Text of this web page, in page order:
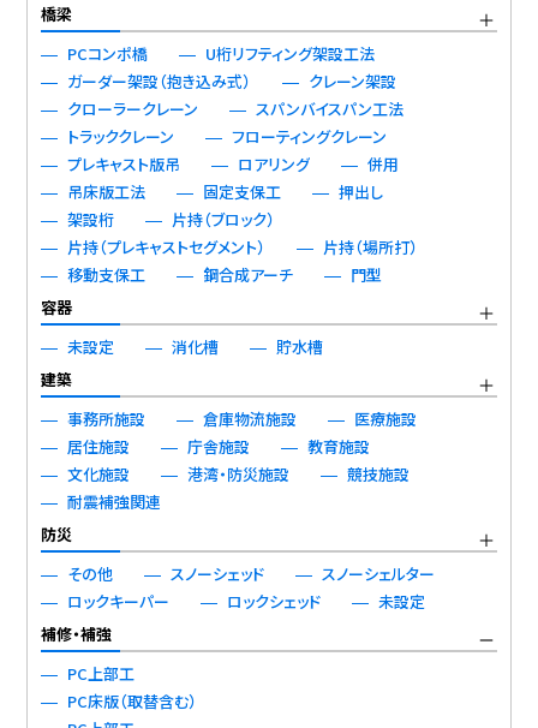
橋梁
PCコンポ橋
U桁リフティング架設工法
ガーダー架設（抱き込み式）
クレーン架設
クローラークレーン
スパンバイスパン工法
トラッククレーン
フローティングクレーン
プレキャスト版吊
ロアリング
併用
吊床版工法
固定支保工
押出し
架設桁
片持（ブロック）
片持（プレキャストセグメント）
片持（場所打）
移動支保工
鋼合成アーチ
門型
容器
未設定
消化槽
貯水槽
建築
事務所施設
倉庫物流施設
医療施設
居住施設
庁舎施設
教育施設
文化施設
港湾・防災施設
競技施設
耐震補強関連
防災
その他
スノーシェッド
スノーシェルター
ロックキーパー
ロックシェッド
未設定
補修・補強
PC上部工
PC床版（取替含む）